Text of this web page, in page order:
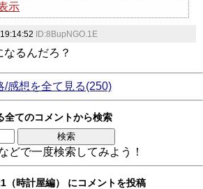
示
ID:8BupNGO.1E
るんだろ？
/感想を全て見る(250)
全てのコメントから検索
どで一度検索してみよう！
（時計屋編） にコメントを投稿